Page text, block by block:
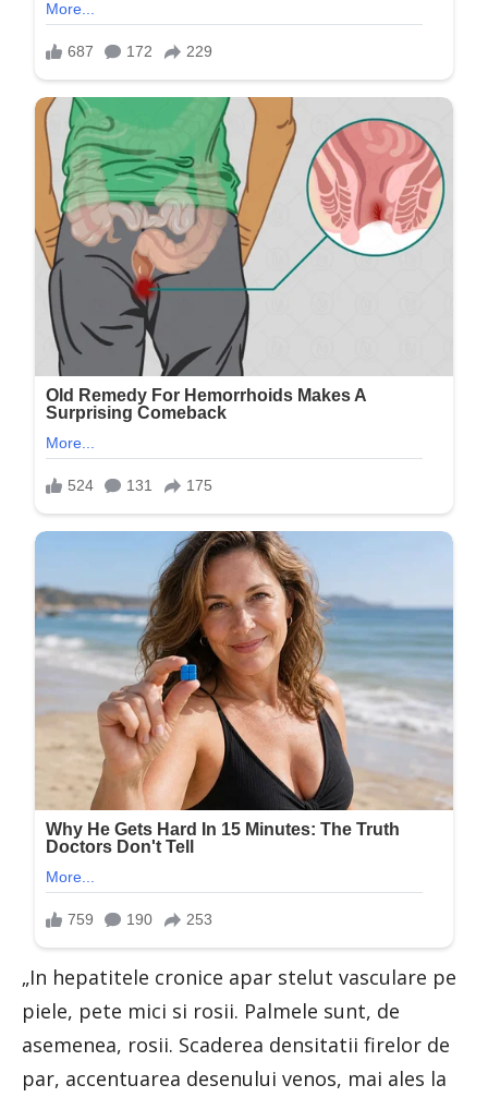
„In hepatitele cronice apar stelut vasculare pe
piele, pete mici si rosii. Palmele sunt, de
asemenea, rosii. Scaderea densitatii firelor de
par, accentuarea desenului venos, mai ales la